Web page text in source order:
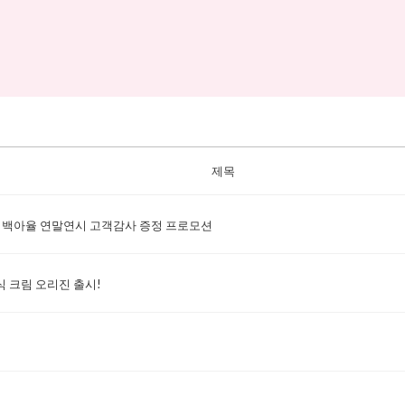
제목
아율 연말연시 고객감사 증정 프로모션
크림 오리진 출시!